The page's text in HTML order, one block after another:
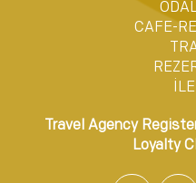
CAFE-
Travel Agency
Loyalty